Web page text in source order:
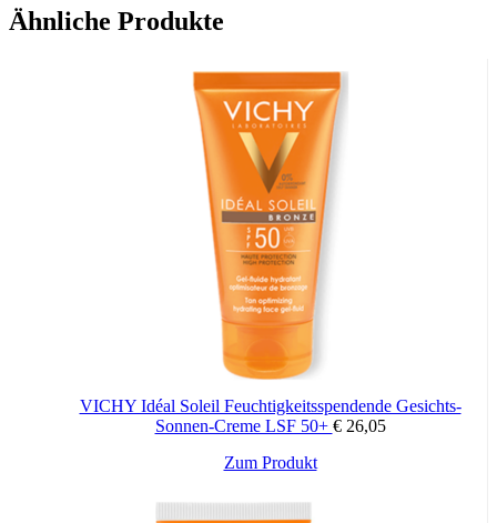
schädlichen Auswirkungen der Sonnenstrahlen schützen.
Geschmeidige & leichte Textur: ermöglicht eine einfache
Antioxidans: hilft, die Zellen vor freien Radikalen zu schützen.
Anti-Aging: spendet Feuchtigkeit, reduziert Falten und polstert die
Vor der Sonnenexposition einen Finger¹ des Produkts auf Gesicht
und Hals auftragen. Häufig auffrischen, um den Schutz
aufrechtzuerhalten, besonders nach dem Schwitzen, Schwimmen
Halten Sie sich nicht zu lange in der Sonne auf, auch wenn Sie
einen Sonnenschutz verwenden. Übermäßige Sonnenexposition ist
gefährlich. Vermeiden Sie die Sonnenexposition zwischen 11 Uhr
und 16 Uhr. Setzen Sie Säuglinge und Kleinkinder nicht direkt der
Sonne aus. Tragen Sie Schutzkleidung (großkrempiger Hut,
im Falle eines Kontakts gründlich mit Wasser ausspülen.
¹ Wenn Sie diese Menge reduzieren, verringern Sie den Schutz
Ähnliche Produkte
VICHY Idéal Soleil Feuchtigkeitsspendende Gesichts-
Sonnen-Creme LSF 50+ €26,05
Zum Produkt